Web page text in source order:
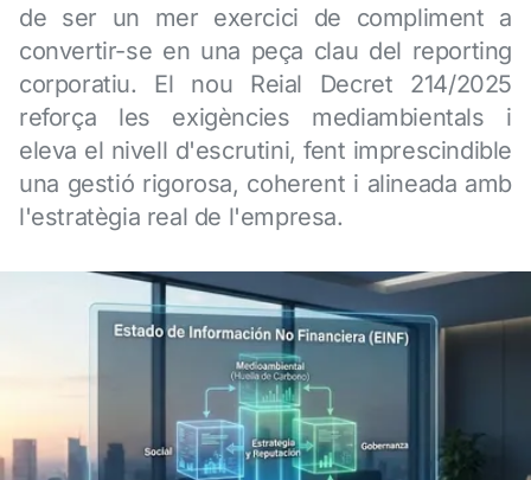
de ser un mer exercici de compliment a
convertir-se en una peça clau del reporting
corporatiu. El nou Reial Decret 214/2025
reforça les exigències mediambientals i
eleva el nivell d'escrutini, fent imprescindible
una gestió rigorosa, coherent i alineada amb
l'estratègia real de l'empresa.